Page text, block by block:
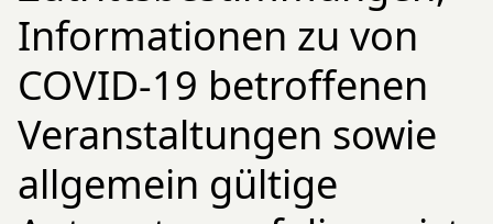
Informationen zu von
COVID-19 betroffenen
Veranstaltungen sowie
allgemein gültige